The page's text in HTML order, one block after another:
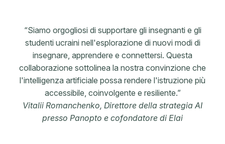
“Siamo orgogliosi di supportare gli insegnanti e gli
studenti ucraini nell'esplorazione di nuovi modi di
insegnare, apprendere e connettersi. Questa
collaborazione sottolinea la nostra convinzione che
l'intelligenza artificiale possa rendere l'istruzione più
accessibile, coinvolgente e resiliente.”
Vitalii Romanchenko, Direttore della strategia AI
presso Panopto e cofondatore di Elai